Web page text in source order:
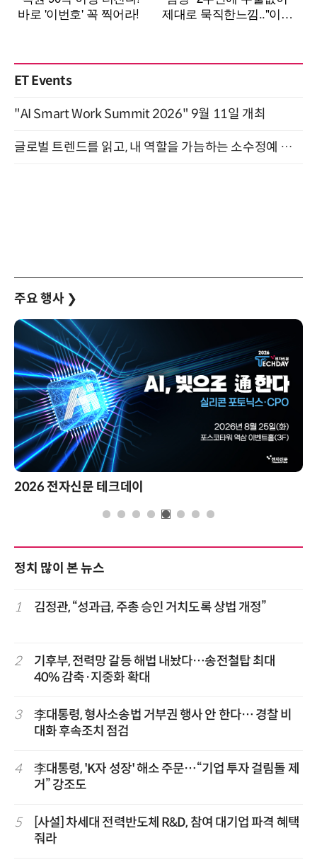
ET Events
"AI Smart Work Summit 2026" 9월 11일 개최
글로벌 트렌드를 읽고, 내 역할을 가늠하는 소수정예 실습 워크숍 (8/28)
주요 행사 ❯
2026 전자신문 테크데이
정치 많이 본 뉴스
1 김정관, “성과급, 주총 승인 거치도록 상법 개정”
2
기후부, 전력망 갈등 해법 내놨다…송전철탑 최대
40% 감축·지중화 확대
3
李대통령, 형사소송법 거부권 행사 안 한다… 경찰 비
대화 후속조치 점검
4
李대통령, 'K자 성장' 해소 주문…“기업 투자 걸림돌 제
거” 강조도
5
[사설] 차세대 전력반도체 R&D, 참여 대기업 파격 혜택
줘라